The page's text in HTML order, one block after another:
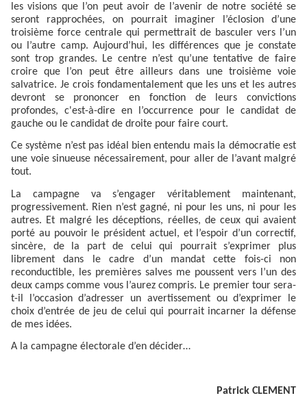
les visions que l’on peut avoir de l’avenir de notre société se
seront rapprochées, on pourrait imaginer l’éclosion d’une
troisième force centrale qui permettrait de basculer vers l’un
ou l’autre camp. Aujourd’hui, les différences que je constate
sont trop grandes. Le centre n’est qu’une tentative de faire
croire que l’on peut être ailleurs dans une troisième voie
salvatrice. Je crois fondamentalement que les uns et les autres
devront se prononcer en fonction de leurs convictions
profondes, c'est-à-dire en l’occurrence pour le candidat de
gauche ou le candidat de droite pour faire court.
Ce système n’est pas idéal bien entendu mais la démocratie est
une voie sinueuse nécessairement, pour aller de l’avant malgré
tout.
La campagne va s’engager véritablement maintenant,
progressivement. Rien n’est gagné, ni pour les uns, ni pour les
autres. Et malgré les déceptions, réelles, de ceux qui avaient
porté au pouvoir le président actuel, et l’espoir d’un correctif,
sincère, de la part de celui qui pourrait s’exprimer plus
librement dans le cadre d’un mandat cette fois-ci non
reconductible, les premières salves me poussent vers l’un des
deux camps comme vous l’aurez compris. Le premier tour sera-
t-il l’occasion d’adresser un avertissement ou d’exprimer le
choix d’entrée de jeu de celui qui pourrait incarner la défense
de mes idées.
A la campagne électorale d’en décider…
Patrick CLEMENT